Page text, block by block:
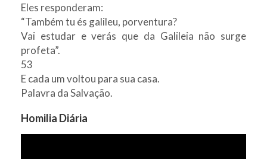
Eles responderam:
“Também tu és galileu, porventura?
Vai estudar e verás que da Galileia não surge
profeta”.
53
E cada um voltou para sua casa.
Palavra da Salvação.
Homilia Diária